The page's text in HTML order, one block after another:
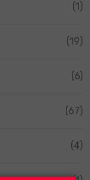
(1)
(19)
(6)
(67)
(4)